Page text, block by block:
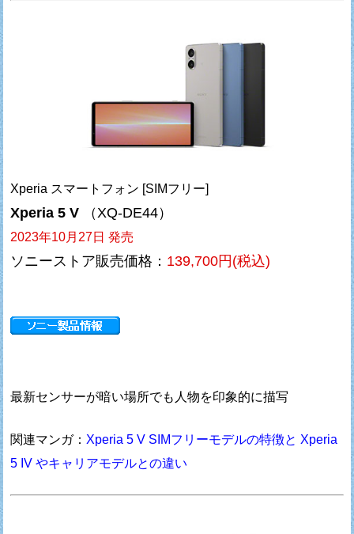
Xperia スマートフォン [SIMフリー]
Xperia 5 V （XQ-DE44）
2023年10月27日 発売
ソニーストア販売価格： 139,700円(税込)
最新センサーが暗い場所でも人物を印象的に描写
関連マンガ： Xperia 5 V SIMフリーモデルの特徴と Xperia
5 IV やキャリアモデルとの違い